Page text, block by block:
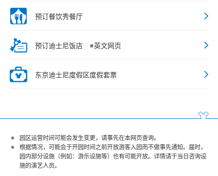
预订餐饮秀餐厅
预订迪士尼饭店 ※英文网页
东京迪士尼度假区度假套票
园区运营时间可能会发生变更，请事先在本网页查询。
根据情况，可能会于开园时间之前开放游客入园而不做事先通知。届时，
园内部分设施（例如：游乐设施等）也有可能开放。详情请于当日咨询设
施的演艺人员。